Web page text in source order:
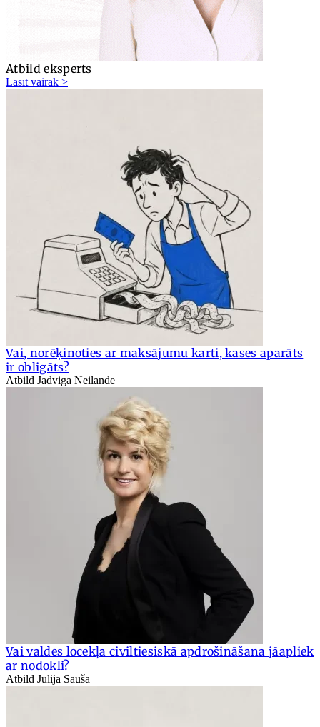
Atbild eksperts
Lasīt vairāk >
Vai, norēķinoties ar maksājumu karti, kases aparāts
ir obligāts?
Atbild Jadviga Neilande
Vai valdes locekļa civiltiesiskā apdrošināšana jāapliek
ar nodokli?
Atbild Jūlija Sauša